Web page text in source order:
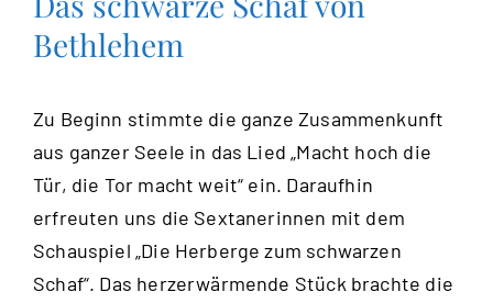
Bethlehem
Zu Beginn stimmte die ganze Zusammenkunft
aus ganzer Seele in das Lied „Macht hoch die
Tür, die Tor macht weit“ ein. Daraufhin
erfreuten uns die Sextanerinnen mit dem
Schauspiel „Die Herberge zum schwarzen
Schaf“. Das herzerwärmende Stück brachte die